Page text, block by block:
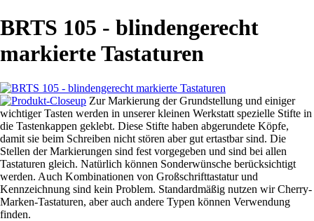
BRTS 105 - blindengerecht
markierte Tastaturen
Zur Markierung der Grundstellung und einiger
wichtiger Tasten werden in unserer kleinen Werkstatt spezielle Stifte in
die Tastenkappen geklebt. Diese Stifte haben abgerundete Köpfe,
damit sie beim Schreiben nicht stören aber gut ertastbar sind. Die
Stellen der Markierungen sind fest vorgegeben und sind bei allen
Tastaturen gleich. Natürlich können Sonderwünsche berücksichtigt
werden. Auch Kombinationen von Großschrifttastatur und
Kennzeichnung sind kein Problem. Standardmäßig nutzen wir Cherry-
Marken-Tastaturen, aber auch andere Typen können Verwendung
finden.